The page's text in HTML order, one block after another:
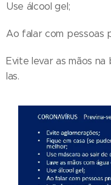
Use álcool gel;
Ao falar com pessoas
Evite levar as mãos na
las.